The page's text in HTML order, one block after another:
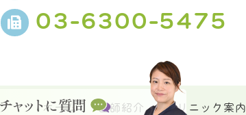
03-6300-5475
ホーム 医師紹介 クリニック案内